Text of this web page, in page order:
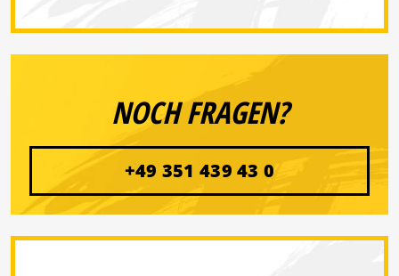
NOCH FRAGEN?
+49 351 439 43 0